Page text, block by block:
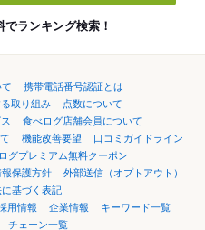
ランキング検索！
携帯電話番号認証とは
取り組み
点数について
食べログ店舗会員について
機能改善要望
口コミガイドライン
グプレミアム無料クーポン
保護方針
外部送信（オプトアウト）
基づく表記
用情報 企業情報
キーワード一覧
チェーン一覧